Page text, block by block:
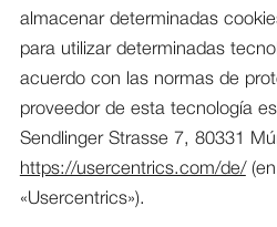
almacenar determinadas
para utilizar determinadas
acuerdo con las normas de
proveedor de esta tecnología
Sendlinger Strasse 7, 80331
https://usercentrics.com/de/(en
«Usercentrics»).